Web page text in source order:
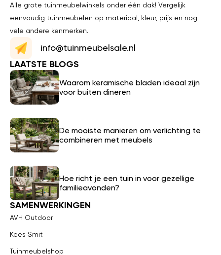
Alle grote tuinmeubelwinkels onder één dak! Vergelijk
eenvoudig tuinmeubelen op materiaal, kleur, prijs en nog
vele andere kenmerken.
info@tuinmeubelsale.nl
LAATSTE BLOGS
Waarom keramische bladen ideaal zijn
voor buiten dineren
De mooiste manieren om verlichting te
combineren met meubels
Hoe richt je een tuin in voor gezellige
familieavonden?
SAMENWERKINGEN
AVH Outdoor
Kees Smit
Tuinmeubelshop